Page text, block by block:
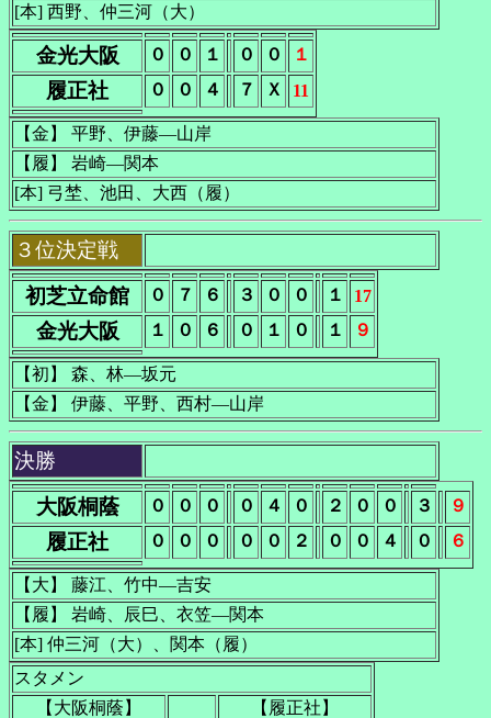
[本] 西野、仲三河（大）
金光大阪 ０ ０ １ ０ ０ １
履正社 ０ ０ ４ ７ Ｘ 11
【金】 平野、伊藤―山岸
【履】 岩崎―関本
[本] 弓埜、池田、大西（履）
３位決定戦
初芝立命館
０ ７ ６ ３ ０ ０ １ 17
金光大阪 １ ０ ６ ０ １ ０ １ ９
【初】 森、林―坂元
【金】 伊藤、平野、西村―山岸
決勝
大阪桐蔭
０ ０ ０ ０ ４ ０ ２ ０ ０ ３ ９
履正社 ０ ０ ０ ０ ０ ２ ０ ０ ４ ０ ６
【大】 藤江、竹中―吉安
【履】 岩崎、辰巳、衣笠―関本
[本] 仲三河（大）、関本（履）
スタメン
【大阪桐蔭】
【履正社】